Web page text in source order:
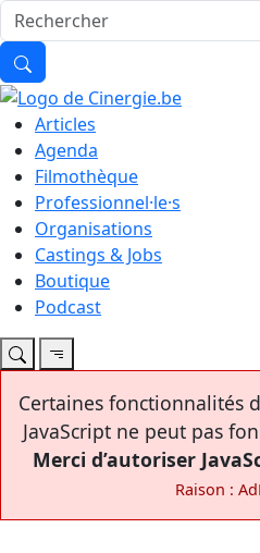
Articles
Agenda
Filmothèque
Professionnel·le·s
Organisations
Castings & Jobs
Boutique
Podcast
Certaines fonctionnalités
JavaScript ne peut pas
Merci d’autoriser
Raison :